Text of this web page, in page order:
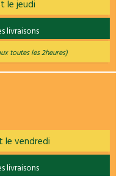
le jeudi
livraisons
toutes les 2heures)
le vendredi
livraisons